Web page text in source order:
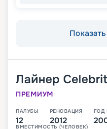
Лайнер
ПРЕМИУМ
ПАЛУБЫ
12
РЕНОВАЦИЯ
2012
ГОД
ВМЕСТИМОСТЬ (ЧЕЛОВЕК)